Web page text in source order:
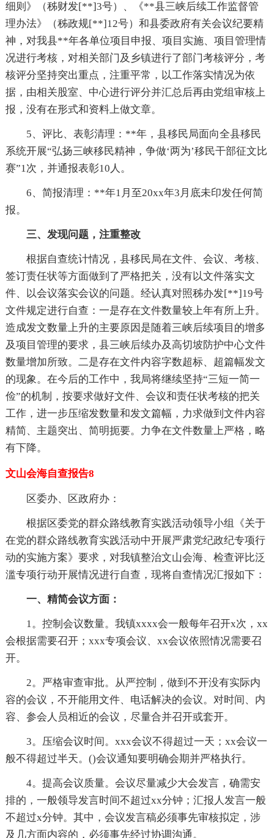
细则》（秭财发[**]3号）、《**县三峡后续工作监督管
理办法》（秭政规[**]12号）和县委政府有关会议纪要精
神，对我县**年各单位项目申报、项目实施、项目管理情
况进行考核，对相关部门及乡镇进行了部门考核评分，考
核评分坚持突出重点，注重平常，以工作落实情况为依
据，由相关股室、中心进行评分并汇总后再由党组审核上
报，没有在形式和资料上做文章。
5、评比、表彰清理：**年，县移民局面向全县移民
系统开展“弘扬三峡移民精神，争做‘两为’移民干部征文比
赛”1次，并通报表彰10人。
6、简报清理：**年1月至20xx年3月底未印发任何简
报。
三、发现问题，注重整改
根据自查统计情况，县移民局在文件、会议、考核、
签订责任状等方面做到了严格把关，没有以文件落实文
件、以会议落实会议的问题。经认真对照秭办发[**]19号
文件规定进行自查：一是存在文件数量较上年有所上升。
造成发文数量上升的主要原因是随着三峡后续项目的增多
及项目管理的要求，县三峡后续办及高切坡防护中心文件
数量增加所致。二是存在文件内容字数超标、超篇幅发文
的现象。在今后的工作中，我局将继续坚持“三短一简一
俭”的机制，按要求做好文件、会议和责任状考核的把关
工作，进一步压缩发数量和发文篇幅，力求做到文件内容
精简、主题突出、简明扼要。力争在文件数量上严格，略
有下降。
文山会海自查报告8
区委办、区政府办：
根据区委党的群众路线教育实践活动领导小组《关于
在党的群众路线教育实践活动中开展严肃党纪政纪专项行
动的实施方案》要求，对我镇整治文山会海、检查评比泛
滥专项行动开展情况进行自查，现将自查情况汇报如下：
一、精简会议方面：
1。控制会议数量。我镇xxxx会一般每年召开x次，xx
会根据需要召开；xxx专项会议、xx会议依照情况需要召
开。
2。严格审查审批。从严控制，做到不开没有实际内
容的会议，不开能用文件、电话解决的会议。对时间、内
容、参会人员相近的会议，尽量合并召开或套开。
3。压缩会议时间。xxx会议不得超过一天；xx会议一
般不得超过半天。()会议通知要明确会期并严格执行。
4。提高会议质量。会议尽量减少大会发言，确需安
排的，一般领导发言时间不超过xx分钟；汇报人发言一般
不超过x分钟。其中，会议发言稿必须事先审核拟定，涉
及几方面内容的，必须事先经过协调沟通。